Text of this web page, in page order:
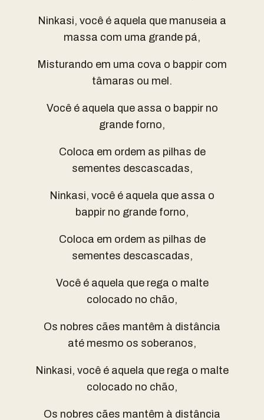
Ninkasi, você é aquela que manuseia a
massa com uma grande pá,
Misturando em uma cova o bappir com
tâmaras ou mel.
Você é aquela que assa o bappir no
grande forno,
Coloca em ordem as pilhas de
sementes descascadas,
Ninkasi, você é aquela que assa o
bappir no grande forno,
Coloca em ordem as pilhas de
sementes descascadas,
Você é aquela que rega o malte
colocado no chão,
Os nobres cães mantêm à distância
até mesmo os soberanos,
Ninkasi, você é aquela que rega o malte
colocado no chão,
Os nobres cães mantêm à distância